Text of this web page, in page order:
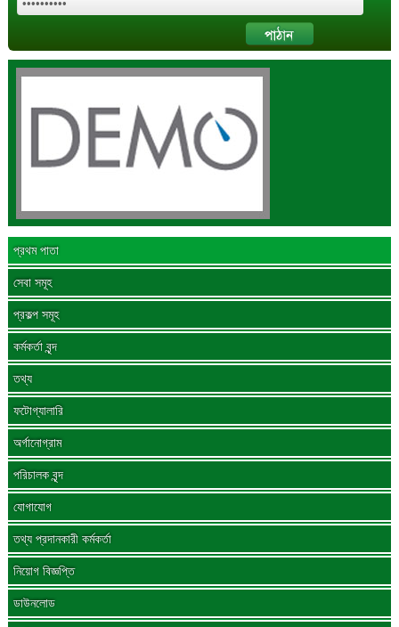
প্রথম পাতা
সেবা সমূহ
প্রকল্প সমূহ
কর্মকর্তা বৃন্দ
তথ্য
ফটোগ্যালারি
অর্গানোগ্রাম
পরিচালক বৃন্দ
যোগাযোগ
তথ্য প্রদানকারী কর্মকর্তা
নিয়োগ বিজ্ঞপ্তি
ডাউনলোড